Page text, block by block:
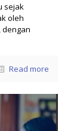
sejak
oleh
dengan
Read more